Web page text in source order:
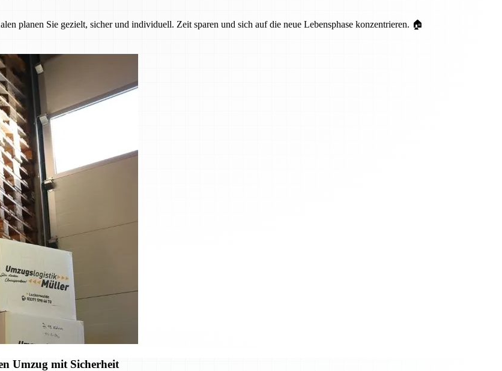
planen Sie gezielt, sicher und individuell. Zeit sparen und sich auf die neue Lebensphase konzentrieren. 🏠
Umzug mit Sicherheit